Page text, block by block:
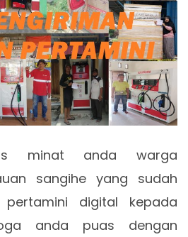
minat anda warga
sangihe yang sudah
digital kepada
anda puas dengan